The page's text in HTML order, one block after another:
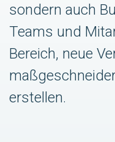
sondern auch
Teams und
Bereich, neue
erstellen.